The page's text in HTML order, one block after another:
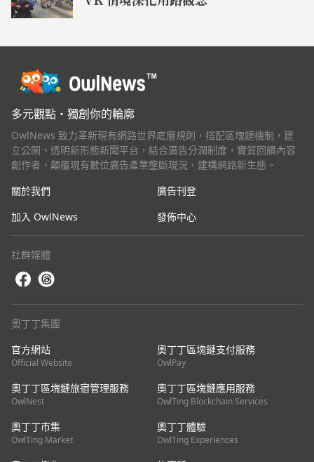
多元觀點・獨創你的輪廓
OwlNews 致力革新現有網路世界底層規則，搭配區塊鏈機制，建
立公開、透明新形態新聞平台，結合廣告分潤制度，實質回饋內容
創作者，顛覆現有數位廣告產業壟斷現況，建構網路新生態。
關於我們
廣告刊登
加入 OwlNews
發佈中心
社群媒體
奧丁丁集團
官方網站
Official Website
奧丁丁區塊鏈支付服務
OwlPay
奧丁丁區塊鏈旅宿管理服務
OwlNest
奧丁丁區塊鏈應用服務
OwlTing Blockchain Services
奧丁丁市集
OwlTing Market
奧丁丁體驗
OwlTing Experiences